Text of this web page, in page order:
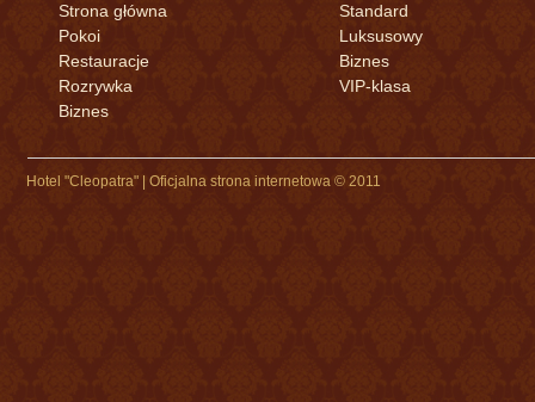
Strona główna
Pokoi
Restauracje
Rozrywka
Biznes
Standard
Luksusowy
Biznes
VIP-klasa
Hotel "Cleopatra" | Oficjalna strona internetowa © 2011